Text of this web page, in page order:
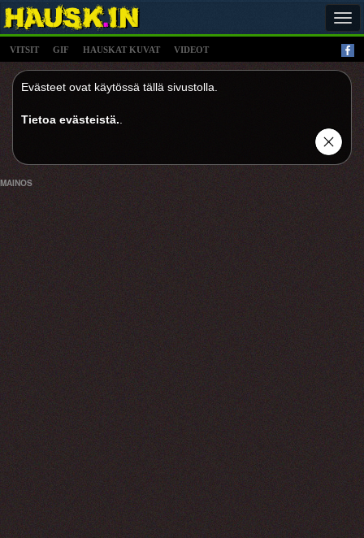
VITSIT GIF HAUSKAT KUVAT VIDEOT
Evästeet ovat käytössä tällä sivustolla.
Tietoa evästeistä.
MAINOS